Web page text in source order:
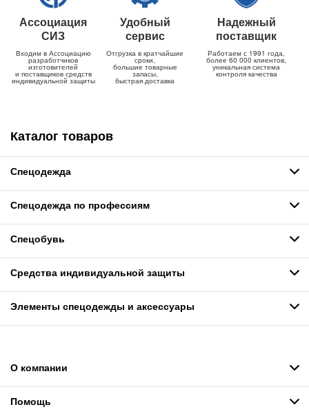
Ассоциация
СИЗ
Входим в Ассоциацию
разработчиков
изготовителей
и поставщиков средств
индивидуальной защиты
Удобный
сервис
Отгрузка в кратчайшие
сроки,
большие товарные
запасы,
быстрая доставка
Надежный
поставщик
Работаем с 1991 года,
более 60 000 клиентов,
уникальная система
контроля качества
Каталог товаров
Спецодежда
Спецодежда по профессиям
Спецобувь
Средства индивидуальной защиты
Элементы спецодежды и аксессуары
О компании
Помощь